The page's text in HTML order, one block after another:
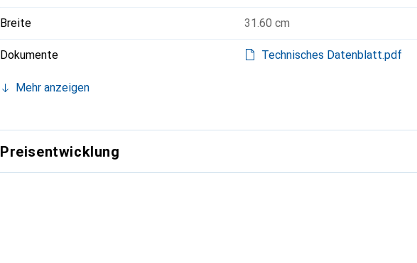
Breite 31.60 cm
Dokumente Technisches Datenblatt.pdf
Mehr anzeigen
Preisentwicklung